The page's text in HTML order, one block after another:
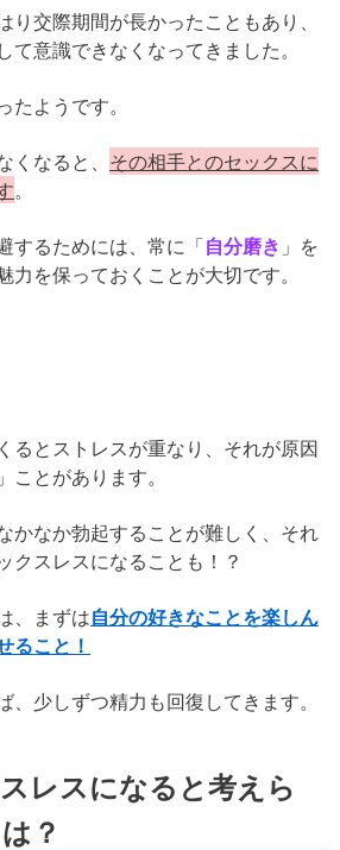
り交際期間が長かったこともあり、
て意識できなくなってきました。
ようです。
なると、 その相手とのセックスに
。
するためには、常に「自分磨き 」を
力を保っておくことが大切です。
るとストレスが重なり、それが原因
」ことがあります。
かなか勃起することが難しく、それ
クスレスになることも！？
、まずは自分の好きなことを楽しん
ること！
、少しずつ精力も回復してきます。
レスになると考えら
？